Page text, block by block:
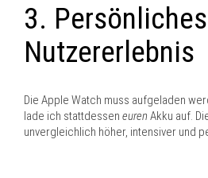
3. Persönliches
Nutzererlebnis
Die Apple Watch muss aufgeladen
lade ich stattdessen euren Akku auf.
unvergleichlich höher, intensiver und